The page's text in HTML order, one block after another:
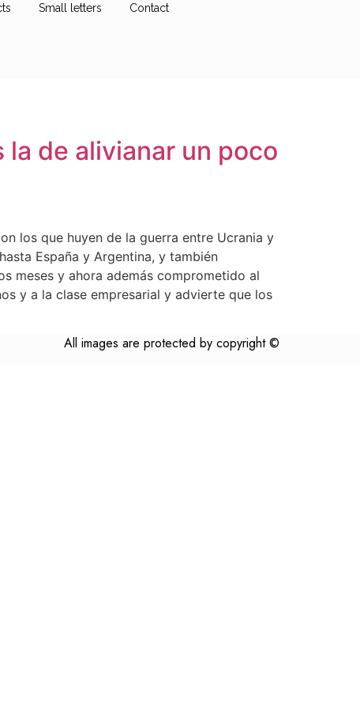
Small letters Contact
la de alivianar un poco
los que huyen de la guerra entre Ucrania y
España y Argentina, y también
meses y ahora además comprometido al
y a la clase empresarial y advierte que los
All images are protected by copyright ©